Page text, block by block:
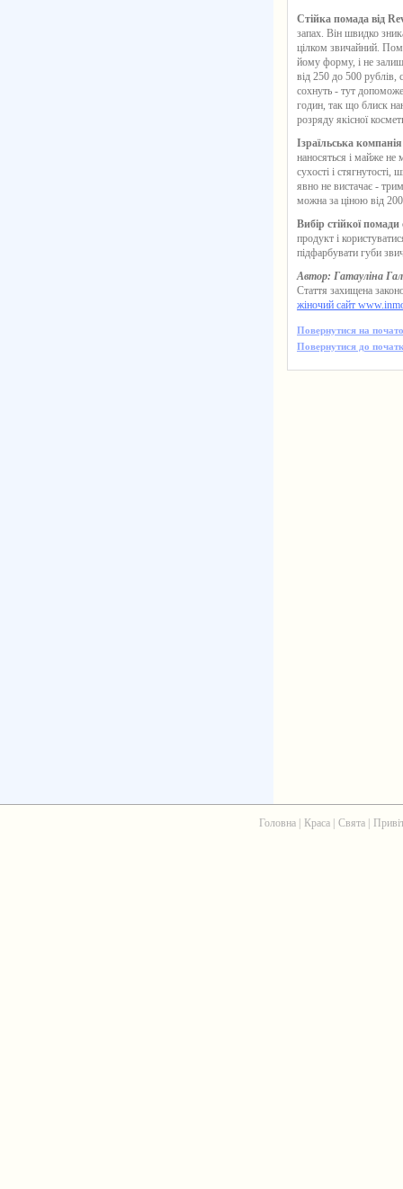
Стійка помада від
запах. Він швидко
цілком звичайний.
йому форму, і не
від 250 до 500 рублів,
сохнуть - тут
годин, так що блиск
розряду якісної
Ізраїльська
наносяться і майже не
сухості і стягнутості,
явно не вистачає -
можна за ціною від
Вибір стійкої помади
продукт і
підфарбувати губи
Автор: Гатауліна
Стаття захищена
жіночий сайт
Повернутися на
Повернутися до
Головна| Краса| Свята|